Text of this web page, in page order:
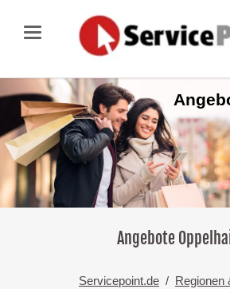
Angebote
Servicepoint.de Regionen